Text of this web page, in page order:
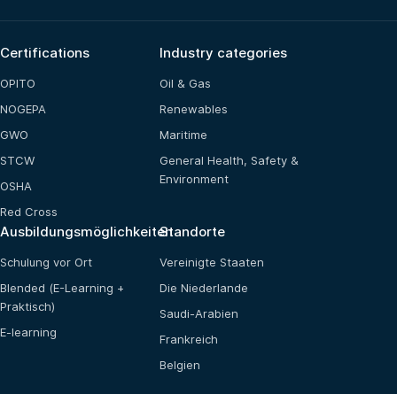
Certifications
OPITO
NOGEPA
GWO
STCW
OSHA
Red Cross
Industry categories
Oil & Gas
Renewables
Maritime
General Health, Safety &
Environment
Ausbildungsmöglichkeiten
Schulung vor Ort
Blended (E-Learning +
Praktisch)
E-learning
Standorte
Vereinigte Staaten
Die Niederlande
Saudi-Arabien
Frankreich
Belgien